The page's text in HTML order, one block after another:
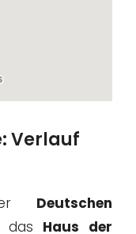
Verlauf
Deutschen
das Haus der